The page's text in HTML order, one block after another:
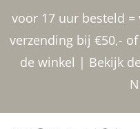
voor 17 uur besteld
verzending bij €50,-
de winkel | Bekijk
inhoud